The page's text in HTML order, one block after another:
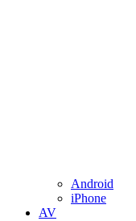
Android
iPhone
AV